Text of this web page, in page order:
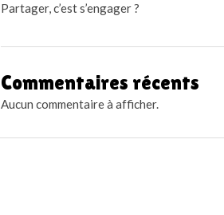
Partager, c’est s’engager ?
Commentaires récents
Aucun commentaire à afficher.